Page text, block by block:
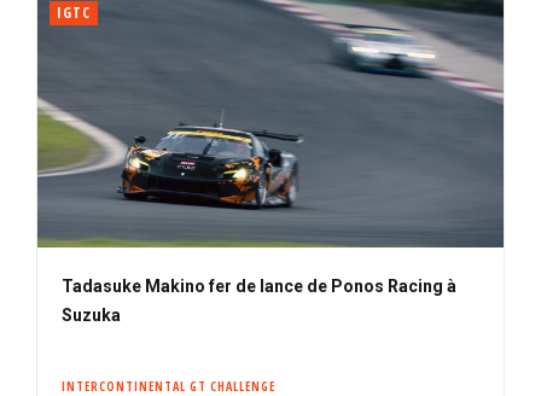
IGTC
Tadasuke Makino fer de lance de Ponos Racing à
Suzuka
INTERCONTINENTAL GT CHALLENGE